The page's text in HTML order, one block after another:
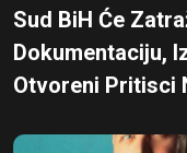
Sud BiH Će
Dokumentaciju,
Otvoreni Pritisci